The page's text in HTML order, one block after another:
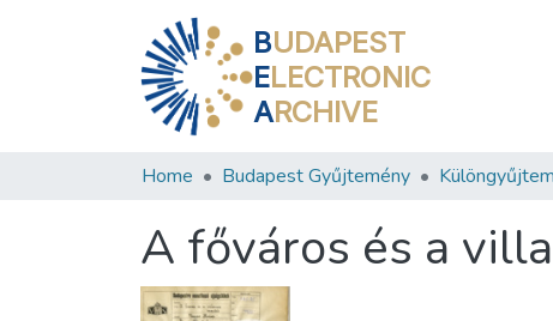
BUDAPEST
ELECTRONIC
ARCHIVE
Home Budapest Gyűjtemény
A főváros és a